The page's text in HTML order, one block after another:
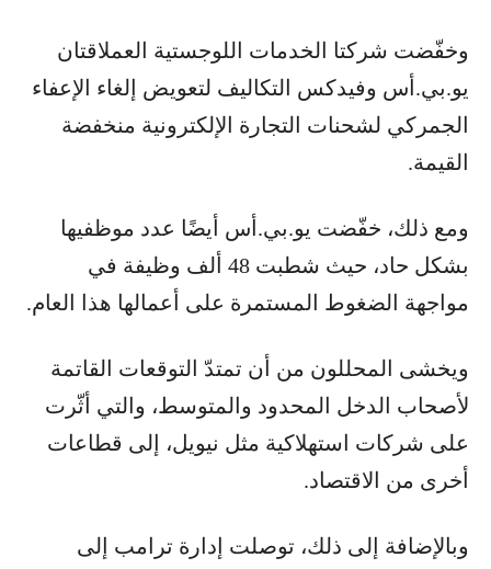
وخفّضت شركتا الخدمات اللوجستية العملاقتان
يو.بي.أس وفيدكس التكاليف لتعويض إلغاء الإعفاء
الجمركي لشحنات التجارة الإلكترونية منخفضة
القيمة.
ومع ذلك، خفّضت يو.بي.أس أيضًا عدد موظفيها
بشكل حاد، حيث شطبت 48 ألف وظيفة في
مواجهة الضغوط المستمرة على أعمالها هذا العام.
ويخشى المحللون من أن تمتدّ التوقعات القاتمة
لأصحاب الدخل المحدود والمتوسط، والتي أثّرت
على شركات استهلاكية مثل نيويل، إلى قطاعات
أخرى من الاقتصاد.
وبالإضافة إلى ذلك، توصلت إدارة ترامب إلى